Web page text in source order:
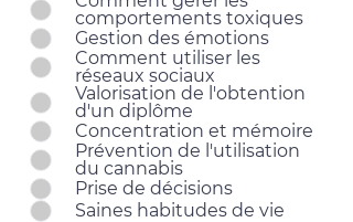
comportements toxiques
Gestion des émotions
Comment utiliser les
réseaux sociaux
Valorisation de l'obtention
d'un diplôme
Concentration et mémoire
Prévention de l'utilisation
du cannabis
Prise de décisions
Saines habitudes de vie